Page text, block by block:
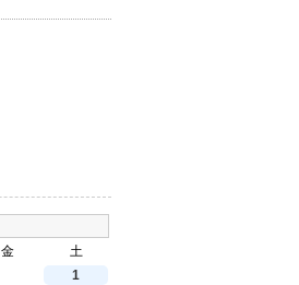
金
土
1